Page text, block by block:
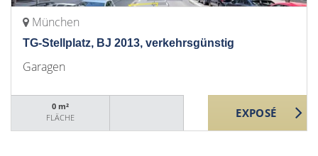
München
TG-Stellplatz, BJ 2013, verkehrsgünstig
Garagen
0 m²
FLÄCHE